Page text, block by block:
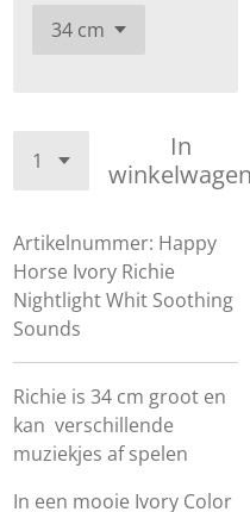
In
Artikelnummer: Happy
Horse Ivory Richie
Nightlight Whit Soothing
Sounds
Richie is 34 cm groot en
kan verschillende
muziekjes af spelen
In een mooie Ivory Color